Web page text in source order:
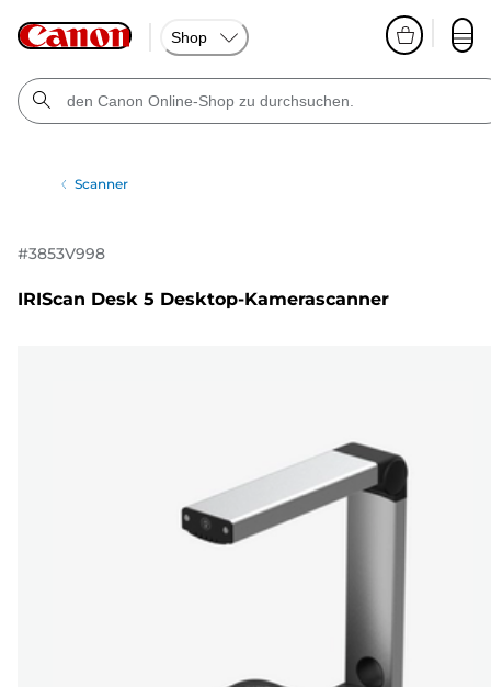
Shop
Scanner
#3853V998
IRIScan Desk 5 Desktop-Kamerascanner